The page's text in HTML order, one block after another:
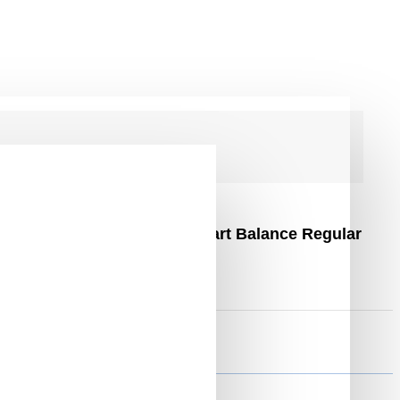
4Ah Samsung Cell, Smart Balance Regular